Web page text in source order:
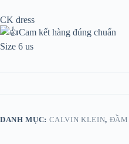
CK dress
Cam kết hàng đúng chuẩn
Size 6 us
DANH MỤC: CALVIN KLEIN, ĐẦM